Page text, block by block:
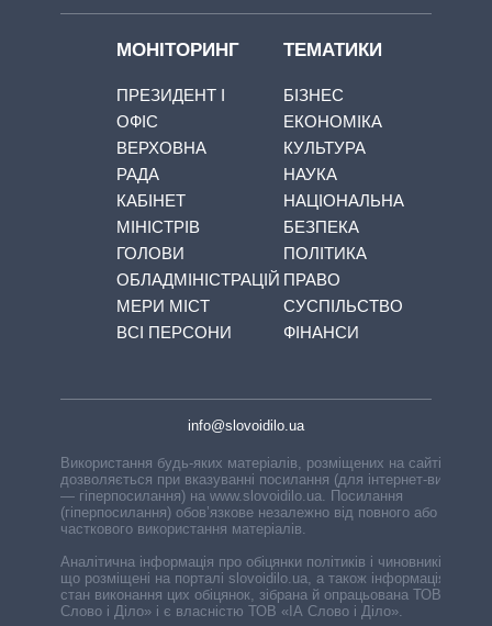
МОНІТОРИНГ
ПРЕЗИДЕНТ І
ОФІС
ВЕРХОВНА
РАДА
КАБІНЕТ
МІНІСТРІВ
ГОЛОВИ
ОБЛАДМІНІСТРАЦІЙ
МЕРИ МІСТ
ВСІ ПЕРСОНИ
ТЕМАТИКИ
БІЗНЕС
ЕКОНОМІКА
КУЛЬТУРА
НАУКА
НАЦІОНАЛЬНА
БЕЗПЕКА
ПОЛІТИКА
ПРАВО
СУСПІЛЬСТВО
ФІНАНСИ
info@slovoidilo.ua
Використання будь-яких матеріалів, розміщених на сайті,
дозволяється при вказуванні посилання (для інтернет-видань
— гіперпосилання) на www.slovoidilo.ua. Посилання
(гіперпосилання) обов’язкове незалежно від повного або
часткового використання матеріалів.
Аналітична інформація про обіцянки політиків і чиновників,
що розміщені на порталі slovoidilo.ua, а також інформація про
стан виконання цих обіцянок, зібрана й опрацьована ТОВ «ІА
Слово і Діло» і є власністю ТОВ «ІА Слово і Діло».